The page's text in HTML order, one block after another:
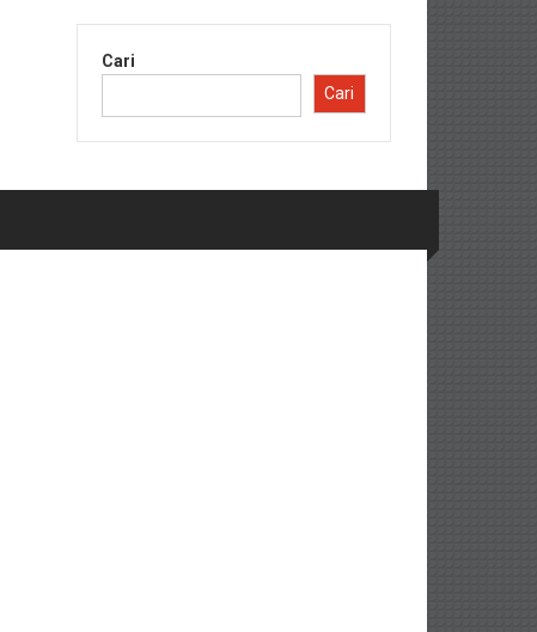
Cari
Cari